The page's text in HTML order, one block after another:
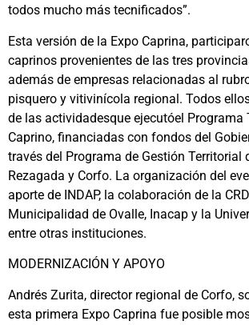
todos mucho más tecnificados”.
Esta versión de la Expo Caprina,
caprinos provenientes de las tres
además de empresas relacionadas al
pisquero y vitivinícola regional. Todos
de las actividadesque ejecutóel Programa
Caprino, financiadas con fondos del
través del Programa de Gestión Territorial
Rezagada y Corfo. La organización del
aporte de INDAP, la colaboración de la
Municipalidad de Ovalle, Inacap y la
entre otras instituciones.
MODERNIZACIÓN Y APOYO
Andrés Zurita, director regional de Corfo,
esta primera Expo Caprina fue posible